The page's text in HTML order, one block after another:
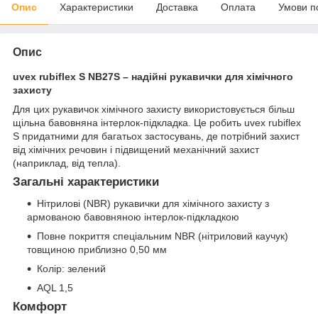
Опис Характеристики Доставка Оплата Умови
Опис
uvex rubiflex S NB27S – надійні рукавички для хімічного
захисту
Для цих рукавичок хімічного захисту використовується більш
щільна бавовняна інтерлок-підкладка. Це робить uvex rubiflex
S придатними для багатьох застосувань, де потрібний захист
від хімічних речовин і підвищений механічний захист
(наприклад, від тепла).
Загальні характеристики
Нітрилові (NBR) рукавички для хімічного захисту з
армованою бавовняною інтерлок-підкладкою
Повне покриття спеціальним NBR (нітриловий каучук)
товщиною приблизно 0,50 мм
Колір: зелений
AQL 1,5
Комфорт